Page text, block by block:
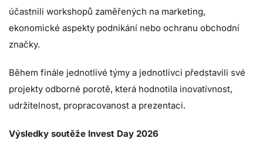
účastnili workshopů zaměřených na marketing,
ekonomické aspekty podnikání nebo ochranu obchodní
značky.
Během finále jednotlivé týmy a jednotlivci představili své
projekty odborné porotě, která hodnotila inovativnost,
udržitelnost, propracovanost a prezentaci.
Výsledky soutěže Invest Day 2026